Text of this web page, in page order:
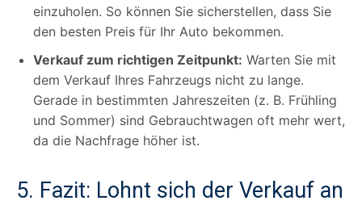
einzuholen. So können Sie sicherstellen, dass Sie
den besten Preis für Ihr Auto bekommen.
Verkauf zum richtigen Zeitpunkt: Warten Sie mit
dem Verkauf Ihres Fahrzeugs nicht zu lange.
Gerade in bestimmten Jahreszeiten (z. B. Frühling
und Sommer) sind Gebrauchtwagen oft mehr wert,
da die Nachfrage höher ist.
5. Fazit: Lohnt sich der Verkauf an